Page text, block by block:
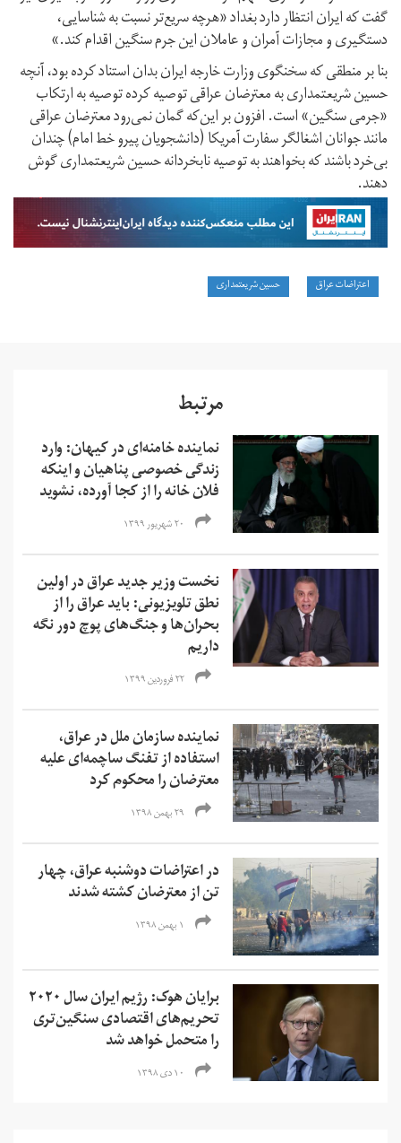
گفت که ایران انتظار دارد بغداد «هرچه سریع‌تر نسبت‌ به شناسایی،
دستگیری و مجازات آمران و عاملان این جرم سنگین اقدام کند.»
بنا بر منطقی که سخنگوی وزارت خارجه ایران بدان استناد کرده بود، آنچه
حسین شریعتمداری به معترضان عراقی توصیه کرده توصیه به ارتکاب
«جرمی سنگین» است. افزون بر این‌که گمان نمی‌رود معترضان عراقی
مانند جوانان اشغالگر سفارت آمریکا (دانشجویان پیرو خط امام) چندان
بی‌خرد باشند که بخواهند به توصیه نابخردانه حسین شریعتمداری گوش
دهند.
اعتراضات عراق حسین شریعتمداری
مرتبط
نماینده خامنه‌ای در کیهان: وارد
زندگی خصوصی پناهیان و اینکه
فلان خانه را از کجا آورده، نشوید
۲۰ شهریور ۱۳۹۹
نخست وزیر جدید عراق در اولین
نطق تلویزیونی: باید عراق را از
بحران‌ها و جنگ‌های پوچ دور نگه
داریم
۲۲ فروردین ۱۳۹۹
نماینده سازمان ملل در عراق،
استفاده از تفنگ ساچمه‌ای علیه
معترضان را محکوم کرد
۲۹ بهمن ۱۳۹۸
در اعتراضات دوشنبه عراق، چهار
تن از معترضان کشته شدند
۱ بهمن ۱۳۹۸
برایان هوک: رژیم ایران سال ۲۰۲۰
تحریم‌های اقتصادی سنگین‌تری
را متحمل خواهد شد
۱۰ دی ۱۳۹۸